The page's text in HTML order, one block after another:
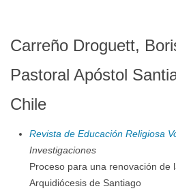
Carreño Droguett,
Pastoral Apóstol
Chile
Revista de Educación Religiosa
Investigaciones
Proceso para una renovación de
Arquidiócesis de Santiago